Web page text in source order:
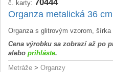
č. karty: 70444
Organza metalická 36
Organza s glitrovým vzorom,
Cena výrobku sa zobrazí až po
alebo prihláste.
Metráže > Organzy